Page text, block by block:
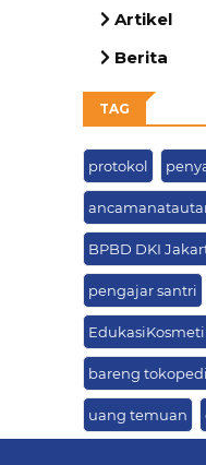
Artikel
Berita
TAG
protokol
BPBD DKI
pengajar santri
bareng
uang temuan